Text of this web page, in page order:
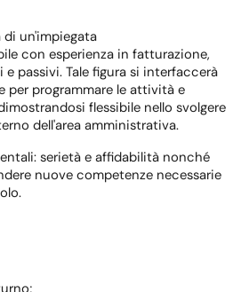
di un'impiegata
con esperienza in fatturazione,
passivi. Tale figura si interfaccerà
per programmare le attività e
flessibile nello svolgere
dell'area amministrativa.
serietà e affidabilità nonché
nuove competenze necessarie